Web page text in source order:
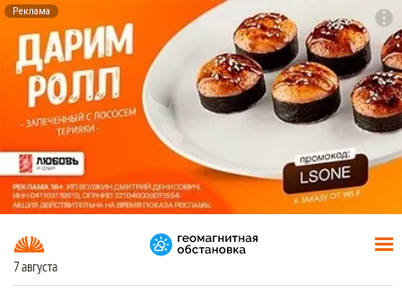
Реклама
7 августа